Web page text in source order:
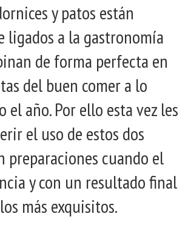
y patos están
ligados a la gastronomía
de forma perfecta en
del buen comer a lo
el año. Por ello esta vez les
el uso de estos dos
preparaciones cuando el
y con un resultado final
más exquisitos.